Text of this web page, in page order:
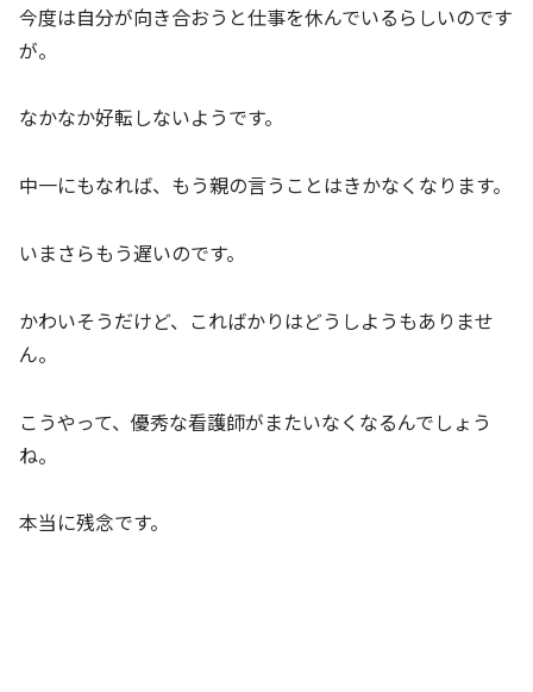
今度は自分が向き合おうと仕事を休んでいるらしいのです
が。
なかなか好転しないようです。
中一にもなれば、もう親の言うことはきかなくなります。
いまさらもう遅いのです。
かわいそうだけど、こればかりはどうしようもありませ
ん。
こうやって、優秀な看護師がまたいなくなるんでしょう
ね。
本当に残念です。